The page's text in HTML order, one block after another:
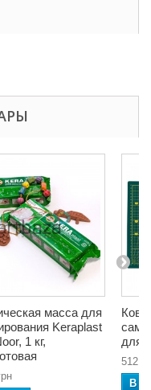
масса для
Keraplast
1 кг,
для
В